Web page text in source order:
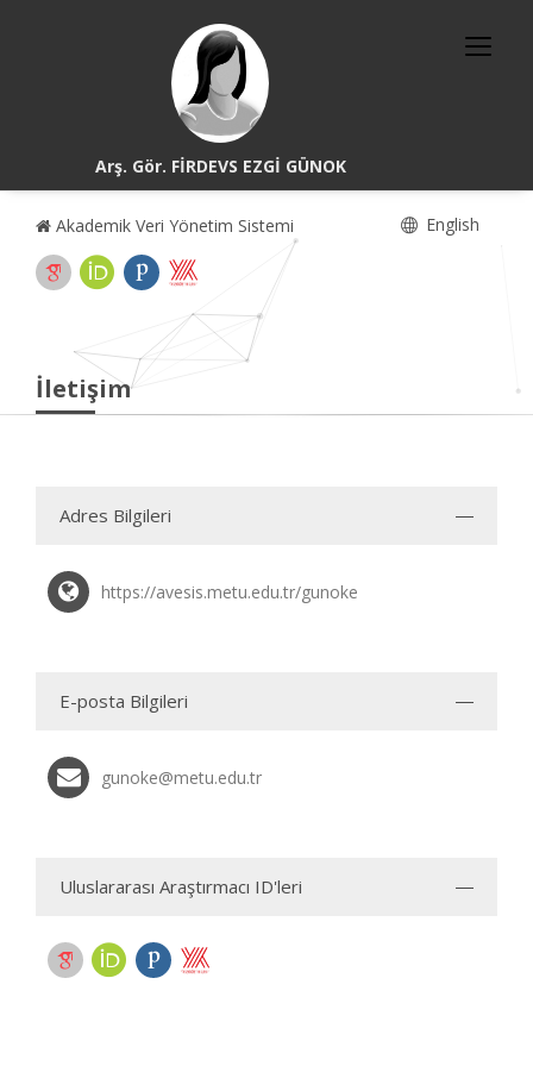
Arş. Gör. FİRDEVS EZGİ GÜNOK
Akademik Veri Yönetim Sistemi English
İletişim
Adres Bilgileri
https://avesis.metu.edu.tr/gunoke
E-posta Bilgileri
gunoke@metu.edu.tr
Uluslararası Araştırmacı ID'leri